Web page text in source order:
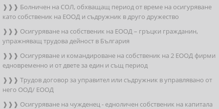
❱❱❱ Болничен на СОЛ, обхващащ период от време на осигуряване
като собственик на ЕООД и съдружник в друго дружество
❱❱❱ Осигуряване на собственик на ЕООД – гръцки гражданин,
упражняващ трудова дейност в България
❱❱❱ Осигуряване и командироване на собственик на 2 ЕООД фирми
едновременно и от двете за един и същ период
❱❱❱ Трудов договор за управител или съдружник в управлявано от
него ООД/ ЕООД
❱❱❱ Осигуряване на чужденец - едноличен собственик на капитала